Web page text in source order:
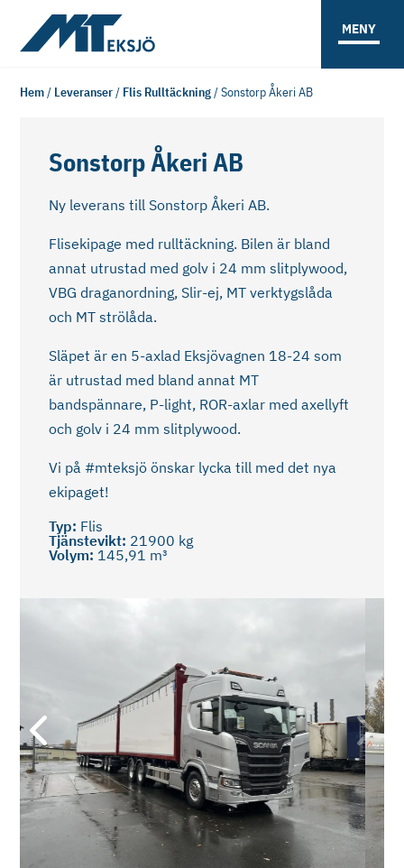
MENY
Hem/ Leveranser/ Flis Rulltäckning/Sonstorp Åkeri AB
Sonstorp Åkeri AB
Ny leverans till Sonstorp Åkeri AB.
Flisekipage med rulltäckning. Bilen är bland
annat utrustad med golv i 24 mm slitplywood,
VBG draganordning, Slir-ej, MT verktygslåda
och MT strölåda.
Släpet är en 5-axlad Eksjövagnen 18-24 som
är utrustad med bland annat MT
bandspännare, P-light, ROR-axlar med axellyft
och golv i 24 mm slitplywood.
Vi på #mteksjö önskar lycka till med det nya
ekipaget!
Typ: Flis
Tjänstevikt: 21900 kg
Volym: 145,91 m³